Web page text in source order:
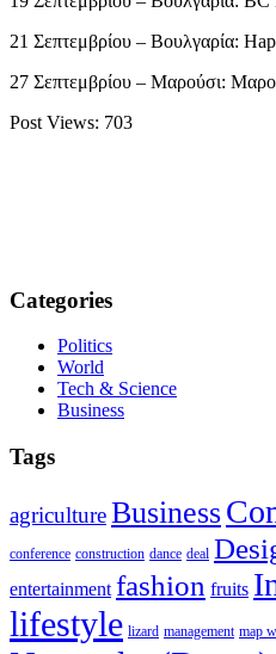
21 Σεπτεμβρίου – Βουλγαρία:
27 Σεπτεμβρίου – Μαρούσι:
Post Views: 703
Categories
Politics
World
Tech & Science
Business
Tags
agricultureBusiness
conference construction dance deal
entertainment fashion fruits
lifestyle lizard management map